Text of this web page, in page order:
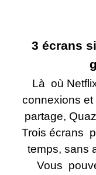
3 écrans
Là où
connexions
partage,
Trois écrans
temps, sans
Vous